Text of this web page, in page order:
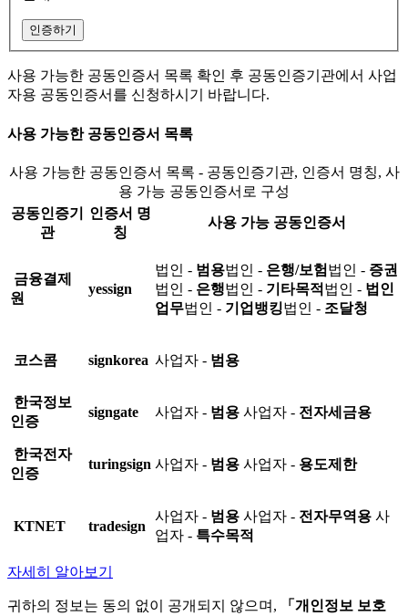
인증하기
사용 가능한 공동인증서 목록 확인 후 공동인증기관에서 사업
자용 공동인증서를 신청하시기 바랍니다.
사용 가능한 공동인증서 목록
사용 가능한 공동인증서 목록 - 공동인증기관, 인증서 명칭, 사
용 가능 공동인증서로 구성
공동인증기
관
인증서 명
칭
사용 가능 공동인증서
금융결제
원
yessign
법인 - 범용법인 - 은행/보험 법인 - 증권
법인 - 은행법인 - 기타목적 법인 - 법인
업무법인 - 기업뱅킹법인 - 조달청
코스콤 signkorea 사업자 - 범용
한국정보
인증
signgate 사업자 - 범용 사업자 - 전자세금용
한국전자
인증
turingsign 사업자 - 범용 사업자 - 용도제한
KTNET tradesign
사업자 - 범용 사업자 - 전자무역용 사
업자 - 특수목적
자세히 알아보기
귀하의 정보는 동의 없이 공개되지 않으며,
「개인정보 보호